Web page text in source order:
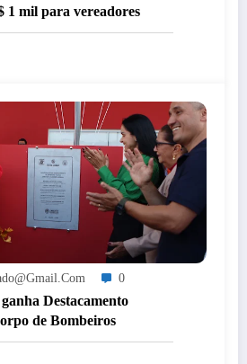
1 mil para vereadores
0
Destacamento
de Bombeiros